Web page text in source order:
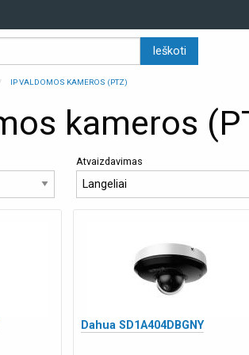
IP VALDOMOS KAMEROS (PTZ)
kameros
Atvaizdavimas
Dahua SD1A404DBGNY